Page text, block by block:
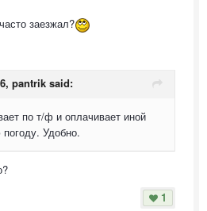
заезжал?
pantrik said:
по т/ф и оплачивает иной
Удобно.
1